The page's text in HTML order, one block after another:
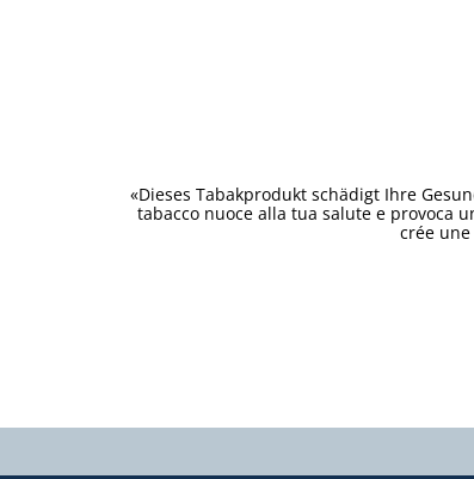
«Dieses Tabakprodukt schädigt Ihre
tabacco nuoce alla tua salute e provoca
crée